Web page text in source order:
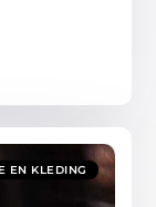
EN KLEDING